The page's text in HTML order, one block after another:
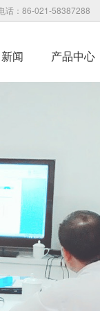
话：86-021-58387288
闻 产品中心